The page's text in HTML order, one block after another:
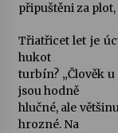
připuštěni za
Třiatřicet let je
hukot
turbín? „Člověk
jsou hodně
hlučné, ale
hrozné. Na